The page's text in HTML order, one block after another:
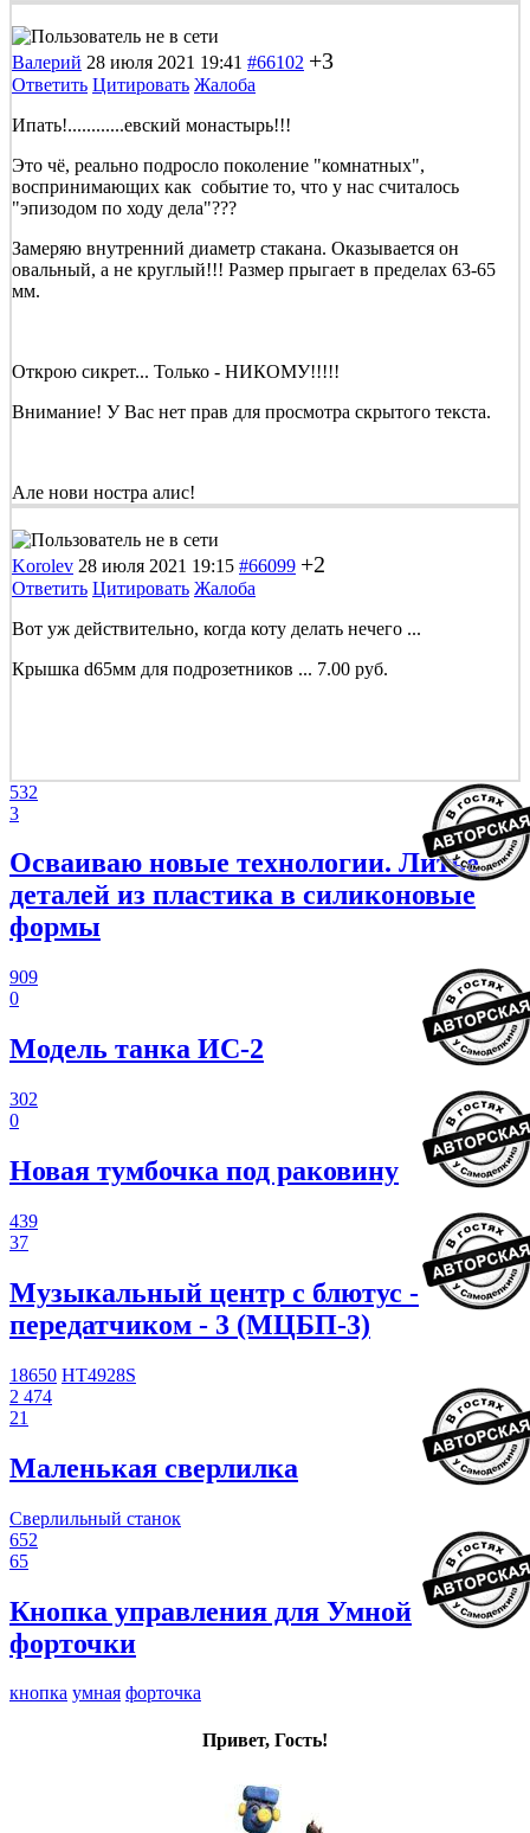
Валерий 28 июля 2021 19:41 #66102 +3
Ответить Цитировать Жалоба
Ипать!............евский монастырь!!!
Это чё, реально подросло поколение "комнатных",
воспринимающих как событие то, что у нас считалось
"эпизодом по ходу дела"???
Замеряю внутренний диаметр стакана. Оказывается он
овальный, а не круглый!!! Размер прыгает в пределах 63-65
мм.
Открою сикрет... Только - НИКОМУ!!!!!
Внимание! У Вас нет прав для просмотра скрытого текста.
Але нови ностра алис!
Korolev 28 июля 2021 19:15 #66099 +2
Ответить Цитировать Жалоба
Вот уж действительно, когда коту делать нечего ...
Крышка d65мм для подрозетников ... 7.00 руб.
532
3
Осваиваю новые технологии. Литье
деталей из пластика в силиконовые
формы
909
0
Модель танка ИС-2
302
0
Новая тумбочка под раковину
439
37
Музыкальный центр с блютус -
передатчиком - 3 (МЦБП-3)
18650 HT4928S
2 474
21
Маленькая сверлилка
Сверлильный станок
652
65
Кнопка управления для Умной
форточки
кнопка умная форточка
Привет, Гость!